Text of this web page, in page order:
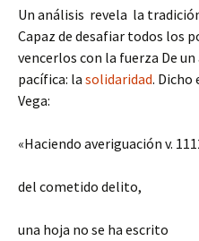
Un análisis revela la
Capaz de desafiar todos los
vencerlos con la fuerza De
pacífica: la solidaridad. Dicho
Vega:
«Haciendo averiguación v.
del cometido delito,
una hoja no se ha escrito